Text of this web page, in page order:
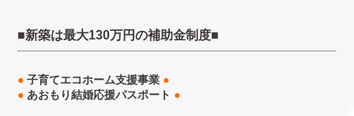
■新築は最大130万円の補助金制度■
●子育てエコホーム支援事業 ●
● あおもり結婚応援パスポート ●